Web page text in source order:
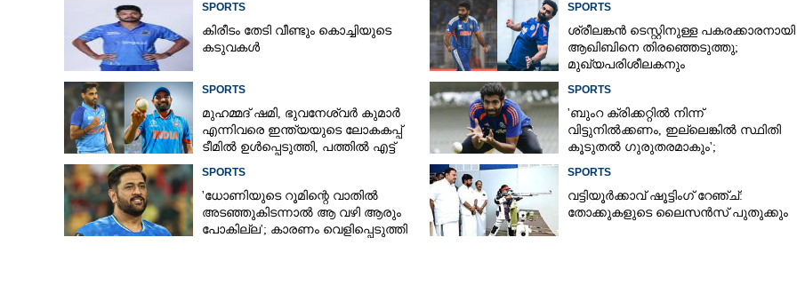
SPORTS
കിരീ‌ടം തേടി വീണ്ടും കൊച്ചിയുടെ
കടുവകൾ
SPORTS
ശ്രീലങ്കൻ ടെസ്റ്റിനുള്ള പകരക്കാരനായി
ആഖിബിനെ തിരഞ്ഞെടുത്തു;
മുഖ്യപരിശീലകനും
SPORTS
മുഹമ്മദ് ഷമി, ഭുവനേശ്വർ കുമാർ
എന്നിവരെ ഇന്ത്യയുടെ ലോകകപ്പ്
ടീമിൽ ഉൾപ്പെടുത്തി,​ പത്തിൽ എട്ട്
SPORTS
'ബുംറ ക്രിക്കറ്റിൽ നിന്ന്
വിട്ടുനിൽക്കണം, ഇല്ലെങ്കിൽ സ്ഥിതി
കൂടുതൽ ഗുരുതരമാകും';
SPORTS
'ധോണിയുടെ റൂമിന്റെ വാതിൽ
അടഞ്ഞുകിടന്നാൽ ആ വഴി ആരും
പോകില്ല'; കാരണം വെളിപ്പെടുത്തി
SPORTS
വട്ടിയൂർക്കാവ് ഷൂട്ടിംഗ് റേഞ്ച്:
തോക്കുകളുടെ ലൈസൻസ് പുതുക്കും